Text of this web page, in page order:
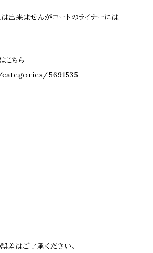
出来ませんがコートのライナーには
こちら
5691535
はご了承ください。